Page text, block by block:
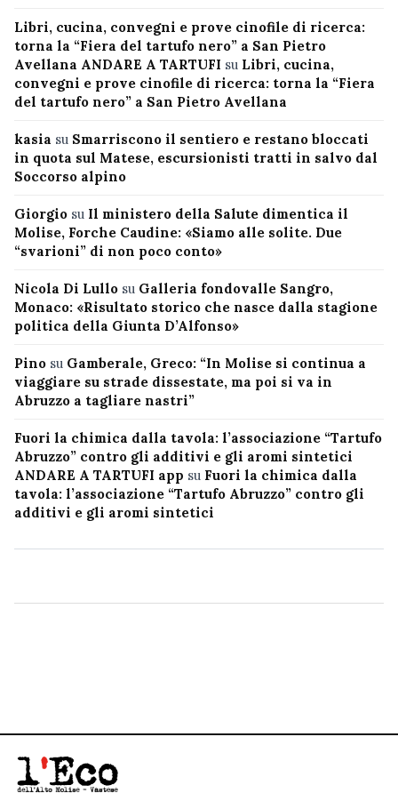
Libri, cucina, convegni e prove cinofile di ricerca:
torna la “Fiera del tartufo nero” a San Pietro
Avellana ANDARE A TARTUFI su Libri, cucina,
convegni e prove cinofile di ricerca: torna la “Fiera
del tartufo nero” a San Pietro Avellana
kasia su Smarriscono il sentiero e restano bloccati
in quota sul Matese, escursionisti tratti in salvo dal
Soccorso alpino
Giorgio su Il ministero della Salute dimentica il
Molise, Forche Caudine: «Siamo alle solite. Due
“svarioni” di non poco conto»
Nicola Di Lullo su Galleria fondovalle Sangro,
Monaco: «Risultato storico che nasce dalla stagione
politica della Giunta D’Alfonso»
Pino su Gamberale, Greco: “In Molise si continua a
viaggiare su strade dissestate, ma poi si va in
Abruzzo a tagliare nastri”
Fuori la chimica dalla tavola: l’associazione “Tartufo
Abruzzo” contro gli additivi e gli aromi sintetici
ANDARE A TARTUFI app su Fuori la chimica dalla
tavola: l’associazione “Tartufo Abruzzo” contro gli
additivi e gli aromi sintetici